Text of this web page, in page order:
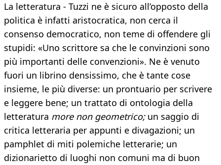
La letteratura - Tuzzi ne è sicuro all’opposto della
politica è infatti aristocratica, non cerca il
consenso democratico, non teme di offendere gli
stupidi: «Uno scrittore sa che le convinzioni sono
più importanti delle convenzioni». Ne è venuto
fuori un librino densissimo, che è tante cose
insieme, le più diverse: un prontuario per scrivere
e leggere bene; un trattato di ontologia della
letteratura more non geometrico;un saggio di
critica letteraria per appunti e divagazioni; un
pamphlet di miti polemiche letterarie; un
dizionarietto di luoghi non comuni ma di buon